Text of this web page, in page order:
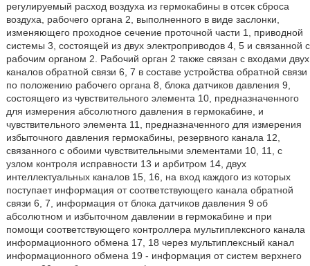
регулируемый расход воздуха из гермокабины в отсек сброса
воздуха, рабочего органа 2, выполненного в виде заслонки,
изменяющего проходное сечение проточной части 1, приводной
системы 3, состоящей из двух электроприводов 4, 5 и связанной с
рабочим органом 2. Рабочий орган 2 также связан с входами двух
каналов обратной связи 6, 7 в составе устройства обратной связи
по положению рабочего органа 8, блока датчиков давления 9,
состоящего из чувствительного элемента 10, предназначенного
для измерения абсолютного давления в гермокабине, и
чувствительного элемента 11, предназначенного для измерения
избыточного давления гермокабины, резервного канала 12,
связанного с обоими чувствительными элементами 10, 11, с
узлом контроля исправности 13 и арбитром 14, двух
интеллектуальных каналов 15, 16, на вход каждого из которых
поступает информация от соответствующего канала обратной
связи 6, 7, информация от блока датчиков давления 9 об
абсолютном и избыточном давлении в гермокабине и при
помощи соответствующего контроллера мультиплексного канала
информационного обмена 17, 18 через мультиплексный канал
информационного обмена 19 - информация от систем верхнего